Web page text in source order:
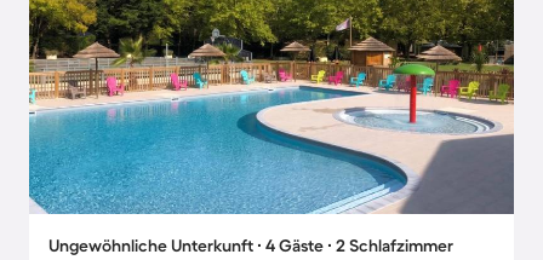
Ungewöhnliche Unterkunft ∙ 4 Gäste ∙ 2 Schlafzimmer